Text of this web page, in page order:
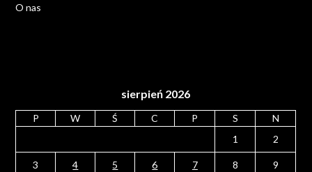
O nas
sierpień 2026
P W Ś C P S
N
1
2
3 4 5 6 7 8 9